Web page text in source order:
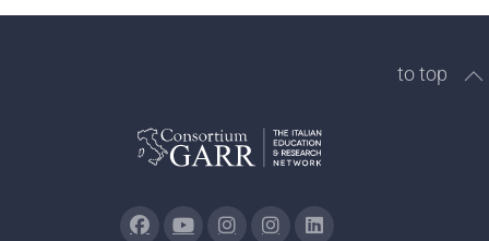
to top